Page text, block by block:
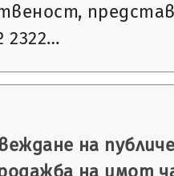
2322…
на
на имот